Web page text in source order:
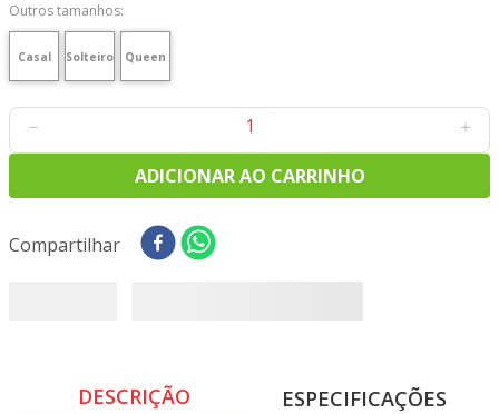
Outros tamanhos:
Casal Solteiro Queen
＋
－
ADICIONAR AO CARRINHO
Compartilhar
DESCRIÇÃO ESPECIFICAÇÕES